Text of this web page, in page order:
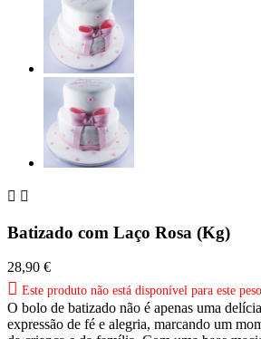
 
Batizado com Laço Rosa (Kg)
28,90 €
 Este produto não está disponível para este peso
O bolo de batizado não é apenas uma
expressão de fé e alegria, marcando um